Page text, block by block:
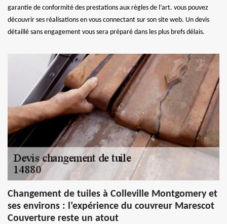
garantie de conformité des prestations aux règles de l’art. vous pouvez
découvrir ses réalisations en vous connectant sur son site web. Un devis
détaillé sans engagement vous sera préparé dans les plus brefs délais.
Changement de tuiles à Colleville Montgomery et
ses environs : l’expérience du couvreur Marescot
Couverture reste un atout